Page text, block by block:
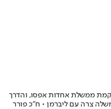
ממשלת אחדות אפסו, והדרך
צרה עם ליברמן • ח"כ פורר